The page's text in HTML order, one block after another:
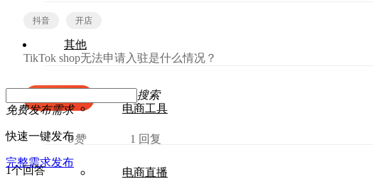
其他
电商工具
电商直播
搜索
免费发布需求
快速一键发布
完整需求发布
抖音 开店
TikTok shop无法申请入驻是什么情况？
0赞 1 回复
1个回答